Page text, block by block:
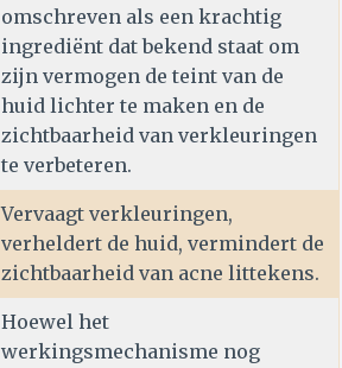
omschreven als een krachtig
ingrediënt dat bekend staat om
zijn vermogen de teint van de
huid lichter te maken en de
zichtbaarheid van verkleuringen
te verbeteren.
Vervaagt verkleuringen,
verheldert de huid, vermindert de
zichtbaarheid van acne littekens.
Hoewel het
werkingsmechanisme nog